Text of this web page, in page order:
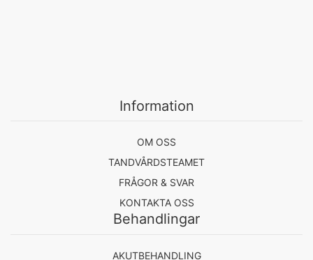
Information
OM OSS
TANDVÅRDSTEAMET
FRÅGOR & SVAR
KONTAKTA OSS
Behandlingar
AKUTBEHANDLING